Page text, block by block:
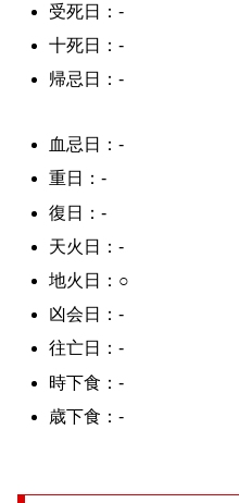
受死日：-
十死日：-
帰忌日：-
血忌日：-
重日：-
復日：-
天火日：-
地火日：○
凶会日：-
往亡日：-
時下食：-
歳下食：-